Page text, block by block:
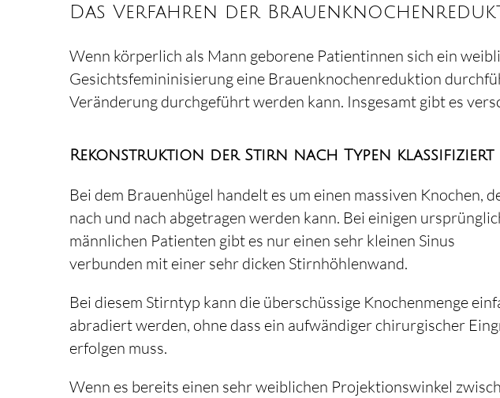
Das Verfahren der
Wenn körperlich als Mann geborene Patientinnen sich ein
Gesichtsfemininisierung eine Brauenknochenreduktion
Veränderung durchgeführt werden kann. Insgesamt gibt es
Rekonstruktion der Stirn nach Typen klassifiziert
Bei dem Brauenhügel handelt es um einen massiven Knochen,
nach und nach abgetragen werden kann. Bei einigen
männlichen Patienten gibt es nur einen sehr kleinen Sinus
verbunden mit einer sehr dicken Stirnhöhlenwand.
Bei diesem Stirntyp kann die überschüssige Knochenmenge
abradiert werden, ohne dass ein aufwändiger chirurgischer
erfolgen muss.
Wenn es bereits einen sehr weiblichen Projektionswinkel